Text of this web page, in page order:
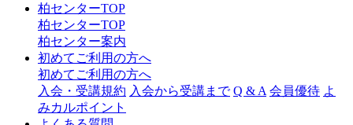
ャ
柏センターTOP
柏センターTOP
柏センター案内
初めてご利用の方へ
初めてご利用の方へ
入会・受講規約 入会から受講まで Q & A 会員優待 よ
みカルポイント